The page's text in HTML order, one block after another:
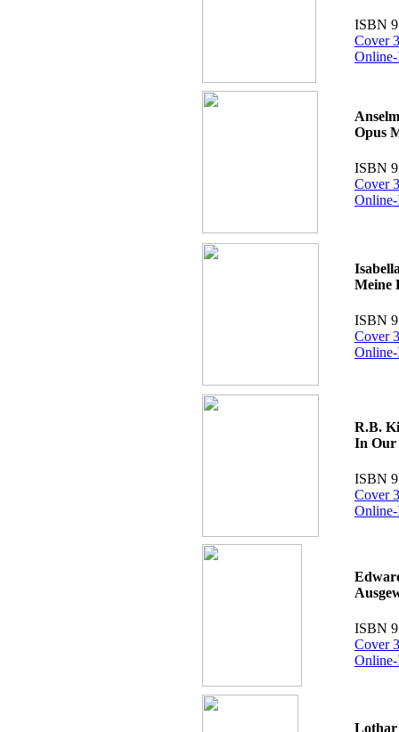
ISBN
Cover
Opus
ISBN
Cover
Meine
ISBN
Cover
R.B.
In Our
ISBN
Cover
ISBN
Cover
Lothar